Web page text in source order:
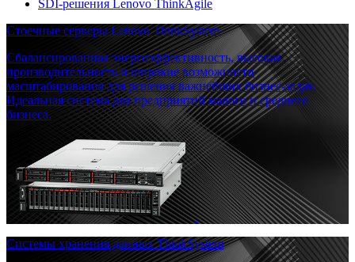
SDI-решения Lenovo ThinkAgile
Стоечные серверы Lenovo ThinkSystem
Сбалансированная энергоэффективность, высокая
производительность и широкие возможности
масштабирования для решения важнейших бизнес-задач.
Идеальная система для предприятий малого и среднего
бизнеса.
Системы хранения данных ThinkSystem